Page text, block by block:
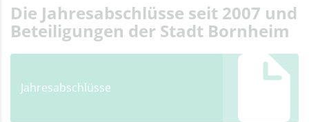
Die Jahresabschlüsse seit 2007 und
Beteiligungen der Stadt Bornheim
Jahresabschlüsse